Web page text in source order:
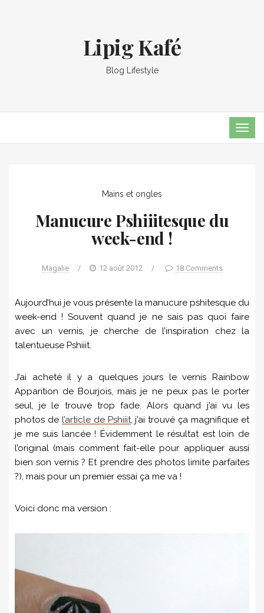
Lipig Kafé
Blog Lifestyle
Mains et ongles
Manucure Pshiiitesque du
week-end !
Magalie / 12 août 2012 / 18 Comments
Aujourd’hui je vous présente la manucure pshitesque du
week-end ! Souvent quand je ne sais pas quoi faire
avec un vernis, je cherche de l’inspiration chez la
talentueuse Pshiiit.
J’ai acheté il y a quelques jours le vernis Rainbow
Apparition de Bourjois, mais je ne peux pas le porter
seul, je le trouve trop fade. Alors quand j’ai vu les
photos de l’article de Pshiiit, j’ai trouvé ça magnifique et
je me suis lancée ! Évidemment le résultat est loin de
l’original (mais comment fait-elle pour appliquer aussi
bien son vernis ? Et prendre des photos limite parfaites
?), mais pour un premier essai ça me va !
Voici donc ma version :